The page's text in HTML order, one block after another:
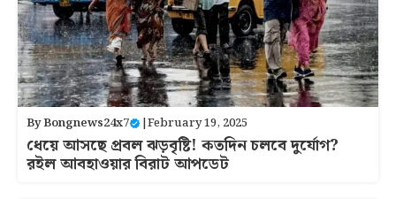
ByBongnews24x7 |February 19, 2025
ধেয়ে আসছে প্রবল ঝড়বৃষ্টি! কতদিন চলবে দুর্যোগ?
রইল আবহাওয়ার বিরাট আপডেট